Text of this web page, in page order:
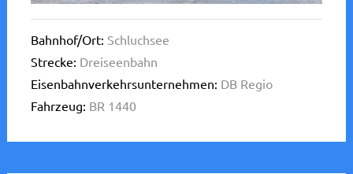
Bahnhof/Ort: Schluchsee
Strecke: Dreiseenbahn
Eisenbahnverkehrsunternehmen: DB Regio
Fahrzeug: BR 1440